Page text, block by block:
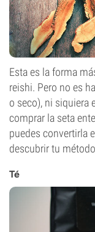
Esta es la forma
reishi. Pero no es
o seco), ni siquiera
comprar la seta
puedes convertirla
descubrir tu
Té